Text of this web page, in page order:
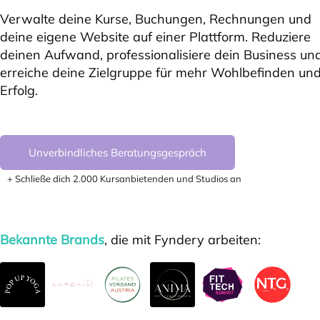
Verwalte deine Kurse, Buchungen, Rechnungen und
deine eigene Website auf einer Plattform. Reduziere
deinen Aufwand, professionalisiere dein Business
erreiche deine Zielgruppe für mehr Wohlbefinden
Erfolg.
Unverbindliches Beratungsgespräch
+ Schließe dich 2.000 Kursanbietenden und Studios an
Bekannte Brands, die mit Fyndery arbeiten: